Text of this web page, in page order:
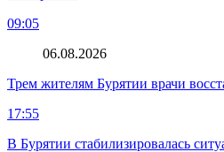
09:05
06.08.2026
Трем жителям Бурятии врачи
17:55
В Бурятии стабилизировалась